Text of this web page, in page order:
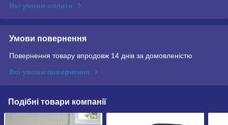
Всі умови оплати
Умови повернення
Повернення товару впродовж 14 днів за домовленістю
Всі умови повернення
Подібні товари компанії